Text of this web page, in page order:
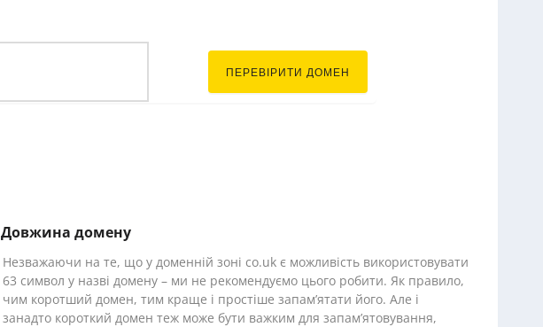
ПЕРЕВІРИТИ ДОМЕН
Довжина домену
Незважаючи на те, що у доменній зоні co.uk є можливість використовувати
63 символ у назві домену – ми не рекомендуємо цього робити. Як правило,
чим коротший домен, тим краще і простіше запам’ятати його. Але і
занадто короткий домен теж може бути важким для запам’ятовування,